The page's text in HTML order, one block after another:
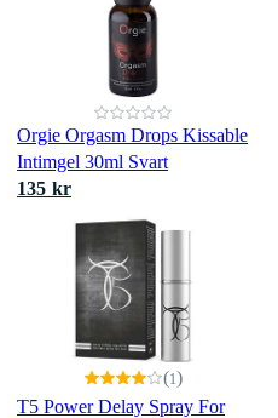
Orgie Orgasm Drops Kissable
Intimgel 30ml Svart
135 kr
T5 Power Delay Spray For
(1)